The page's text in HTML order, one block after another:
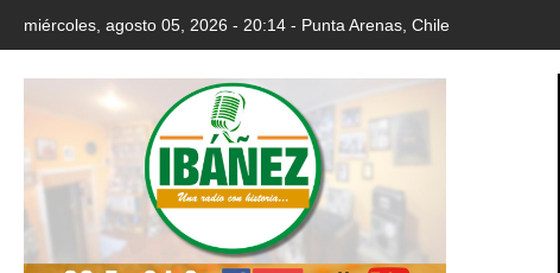
miércoles, agosto 05, 2026 - 20:14 - Punta Arenas, Chile